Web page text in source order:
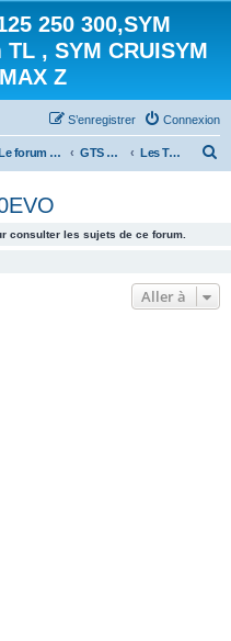
250 300,SYM
, SYM CRUISYM
Z
Connexion
S’enregistrer
Le forum des Scooters SYM GTS 250/300 Les Tutos du GTS 250/300EVO
r
c
consulter les sujets de ce forum.
Aller à